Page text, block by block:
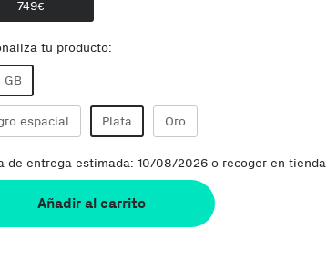
749€
tu producto:
GB
espacial Plata Oro
de entrega estimada: 10/08/2026 o recoger en tienda
Añadir al carrito